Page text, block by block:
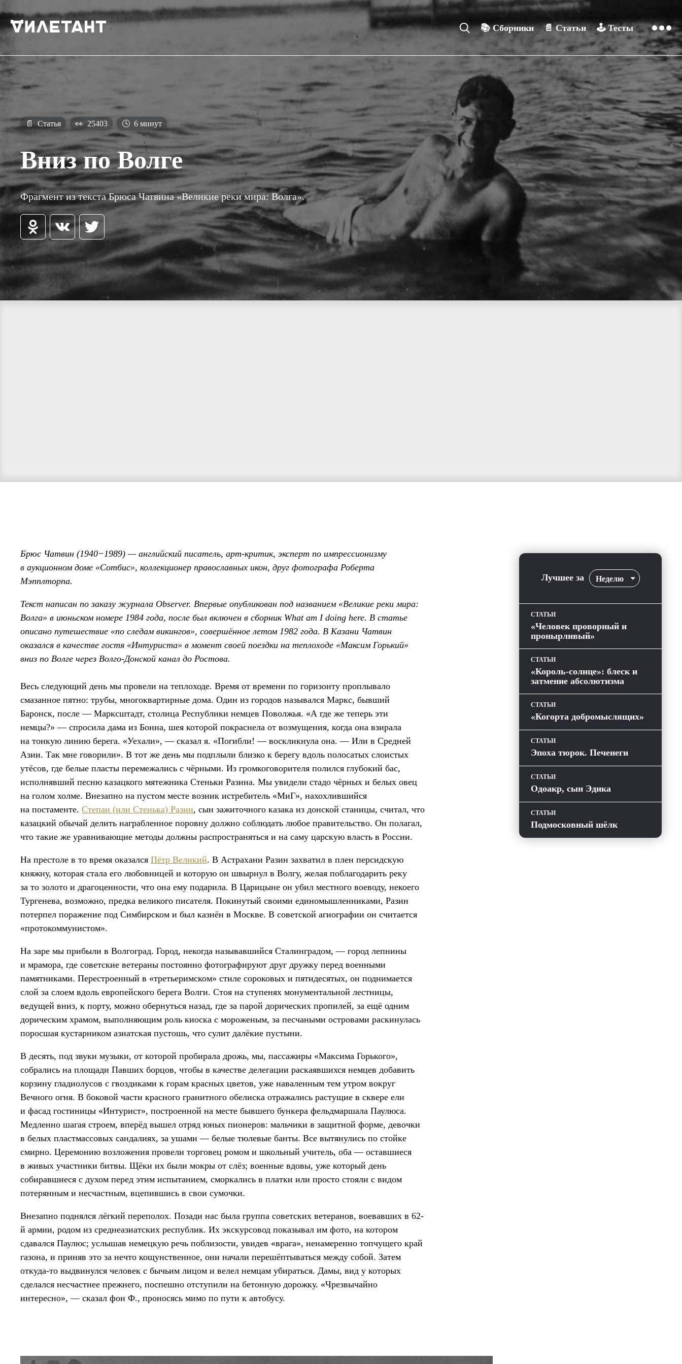
📚Сборники 📄Статьи 🕹️Тесты
📄 Статья 👀 25403 🕓 6 минут
Вниз по Волге
Фрагмент из текста Брюса Чатвина «Великие реки мира: Волга».
Брюс Чатвин (1940−1989) — английский писатель, арт-критик, эксперт по импрессионизму
в аукционном доме «Сотбис», коллекционер православных икон, друг фотографа Роберта
Мэпплторпа.
Текст написан по заказу журнала Observer. Впервые опубликован под названием «Великие реки мира:
Волга» в июньском номере 1984 года, после был включен в сборник What am I doing here. В статье
описано путешествие «по следам викингов», совершённое летом 1982 года. В Казани Чатвин
оказался в качестве гостя «Интуриста» в момент своей поездки на теплоходе «Максим Горький»
вниз по Волге через Волго-Донской канал до Ростова.
Весь следующий день мы провели на теплоходе. Время от времени по горизонту проплывало
смазанное пятно: трубы, многоквартирные дома. Один из городов назывался Маркс, бывший
Баронск, после — Марксштадт, столица Республики немцев Поволжья. «А где же теперь эти
немцы?» — спросила дама из Бонна, шея которой покраснела от возмущения, когда она взирала
на тонкую линию берега. «Уехали», — сказал я. «Погибли! — воскликнула она. — Или в Средней
Азии. Так мне говорили». В тот же день мы подплыли близко к берегу вдоль полосатых слоистых
утёсов, где белые пласты перемежались с чёрными. Из громкоговорителя полился глубокий бас,
исполнявший песню казацкого мятежника Стеньки Разина. Мы увидели стадо чёрных и белых овец
на голом холме. Внезапно на пустом месте возник истребитель «МиГ», нахохлившийся
на постаменте. Степан (или Стенька) Разин, сын зажиточного казака из донской станицы, считал, что
казацкий обычай делить награбленное поровну должно соблюдать любое правительство. Он полагал,
что такие же уравнивающие методы должны распространяться и на саму царскую власть в России.
На престоле в то время оказался Пётр Великий. В Астрахани Разин захватил в плен персидскую
княжну, которая стала его любовницей и которую он швырнул в Волгу, желая поблагодарить реку
за то золото и драгоценности, что она ему подарила. В Царицыне он убил местного воеводу, некоего
Тургенева, возможно, предка великого писателя. Покинутый своими единомышленниками, Разин
потерпел поражение под Симбирском и был казнён в Москве. В советской агиографии он считается
«протокоммунистом».
На заре мы прибыли в Волгоград. Город, некогда называвшийся Сталинградом, — город лепнины
и мрамора, где советские ветераны постоянно фотографируют друг дружку перед военными
памятниками. Перестроенный в «третьеримском» стиле сороковых и пятидесятых, он поднимается
слой за слоем вдоль европейского берега Волги. Стоя на ступенях монументальной лестницы,
ведущей вниз, к порту, можно обернуться назад, где за парой дорических пропилей, за ещё одним
дорическим храмом, выполняющим роль киоска с мороженым, за песчаными островами раскинулась
поросшая кустарником азиатская пустошь, что сулит далёкие пустыни.
В десять, под звуки музыки, от которой пробирала дрожь, мы, пассажиры «Максима Горького»,
собрались на площади Павших борцов, чтобы в качестве делегации раскаявшихся немцев добавить
корзину гладиолусов с гвоздиками к горам красных цветов, уже наваленным тем утром вокруг
Вечного огня. В боковой части красного гранитного обелиска отражались растущие в сквере ели
и фасад гостиницы «Интурист», построенной на месте бывшего бункера фельдмаршала Паулюса.
Медленно шагая строем, вперёд вышел отряд юных пионеров: мальчики в защитной форме, девочки
в белых пластмассовых сандалиях, за ушами — белые тюлевые банты. Все вытянулись по стойке
смирно. Церемонию возложения провели торговец ромом и школьный учитель, оба — оставшиеся
в живых участники битвы. Щёки их были мокры от слёз; военные вдовы, уже который день
собиравшиеся с духом перед этим испытанием, сморкались в платки или просто стояли с видом
потерянным и несчастным, вцепившись в свои сумочки.
Внезапно поднялся лёгкий переполох. Позади нас была группа советских ветеранов, воевавших в 62-
й армии, родом из среднеазиатских республик. Их экскурсовод показывал им фото, на котором
сдавался Паулюс; услышав немецкую речь поблизости, увидев «врага», ненамеренно топчущего край
газона, и приняв это за нечто кощунственное, они начали перешёптываться между собой. Затем
откуда-то выдвинулся человек с бычьим лицом и велел немцам убираться. Дамы, вид у которых
сделался несчастнее прежнего, поспешно отступили на бетонную дорожку. «Чрезвычайно
интересно», — сказал фон Ф., проносясь мимо по пути к автобусу.
Лучшее за Неделю
СТАТЬИ
«Человек проворный и
пронырливый»
СТАТЬИ
«Король-солнце»: блеск и
затмение абсолютизма
СТАТЬИ
«Когорта добромыслящих»
СТАТЬИ
Эпоха тюрок. Печенеги
СТАТЬИ
Одоакр, сын Эдика
СТАТЬИ
Подмосковный шёлк